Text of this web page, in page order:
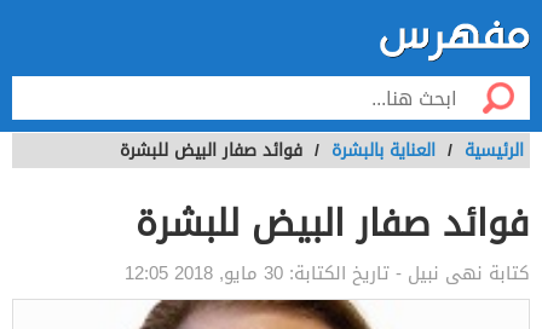
الرئيسية / العناية بالبشرة / فوائد صفار البيض للبشرة
فوائد صفار البيض للبشرة
كتابة نهى نبيل - تاريخ الكتابة: 30 مايو, 2018 12:05